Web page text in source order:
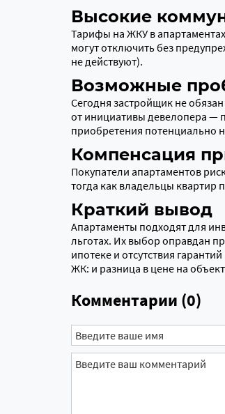
Высокие
Тарифы на ЖКУ в
могут отключить без
не действуют).
Возможные
Сегодня застройщик не
от инициативы девелопера —
приобретения потенциально
Компенсация
Покупатели апартаментов
тогда как владельцы
Краткий вывод
Апартаменты подходят для
льготах. Их выбор оправдан
ипотеке и отсутствия
ЖК: и разница в цене на
Комментарии (0)